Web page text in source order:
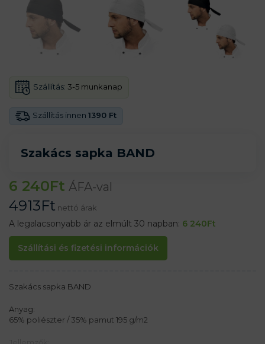
Szakács sapka BAND
Szállítás innen 1390 Ft
Szállítás: 3-5 munkanap
6 240Ft ÁFA-val
4913Ft nettó árak
A legalacsonyabb ár az elmúlt 30 napban: 6 240Ft
Szállítási és fizetési információk
Szakács sapka BAND
Anyag:
65% poliészter / 35% pamut 195 g/m2